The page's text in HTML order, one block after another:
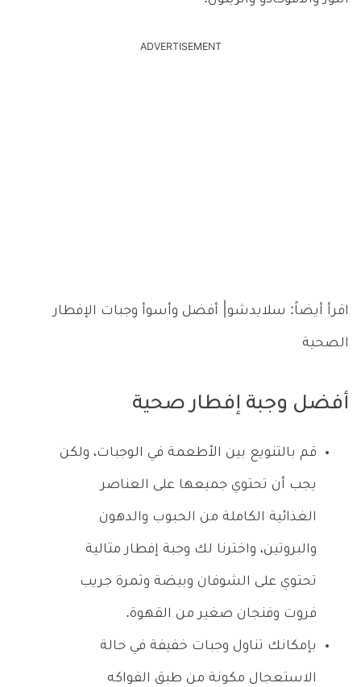
ADVERTISEMENT
اقرأ أيضاً: سلايدشو| أفضل وأسوأ وجبات الإفطار
الصحية
أفضل وجبة إفطار صحية
قم بالتنويع بين الأطعمة في الوجبات، ولكن
يجب أن تحتوي جميعها على العناصر
الغذائية الكاملة من الحبوب والدهون
والبروتين، واخترنا لك وجبة إفطار مثالية
تحتوي على الشوفان وبيضة وثمرة جريب
فروت وفنجان صغير من القهوة.
بإمكانك تناول وجبات خفيفة في حالة
الاستعجال مكونة من طبق الفواكه